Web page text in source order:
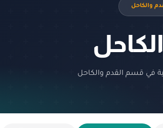
والكاحل
في قسم القدم والكاحل